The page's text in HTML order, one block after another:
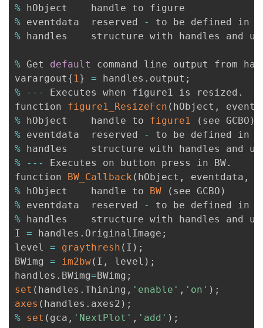
%
% eventdata  reserved
-
% handles    structure with handles and
% Get default
command line output from
varargout{ 1 } = handles . output ;
%
-- - Executes when figure1 is resized .
function figure1_ResizeFcn ( hObject ,
% hObject    handle to figure1 ( see GCBO )
% eventdata  reserved
-
% handles    structure with handles and
%
-- - Executes on button press in BW.
function BW_Callback ( hObject , eventdata ,
% hObject    handle to BW ( see GCBO )
% eventdata  reserved
-
% handles    structure with handles and
I = handles . OriginalImage ;
level = graythresh ( I ) ;
BWimg = im2bw( I , level ) ;
handles . BWimg=BWimg ;
set ( handles . Thining , 'enable' , 'on' ) ;
axes ( handles . axes2 ) ;
% set ( gca , 'NextPlot' , 'add' ) ;